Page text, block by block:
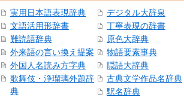
実用日本語表現辞典
文語活用形辞書
難読語辞典
外来語の言い換え提案
外国人名読み方字典
歌舞伎・浄瑠璃外題辞
典
デジタル大辞泉
丁寧表現の辞書
原色大辞典
物語要素事典
隠語大辞典
古典文学作品名辞典
駅名辞典